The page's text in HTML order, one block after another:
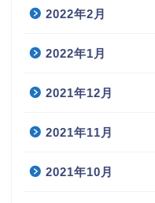
2022年2月
2022年1月
2021年12月
2021年11月
2021年10月